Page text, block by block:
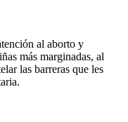
al aborto y
más marginadas, al
las barreras que les